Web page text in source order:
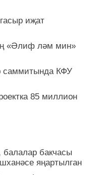
иҗат
«Әлиф ләм мин»
саммитында КФУ
85 миллион
бакчасы
яңартылган